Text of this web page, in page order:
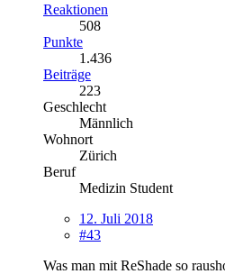
Reaktionen
508
Punkte
1.436
Beiträge
223
Geschlecht
Männlich
Wohnort
Zürich
Beruf
Medizin Student
12. Juli 2018
#43
Was man mit ReShade so